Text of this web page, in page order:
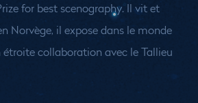
for best scenography. Il vit et
Norvège, il expose dans le monde
collaboration avec le Tallieu